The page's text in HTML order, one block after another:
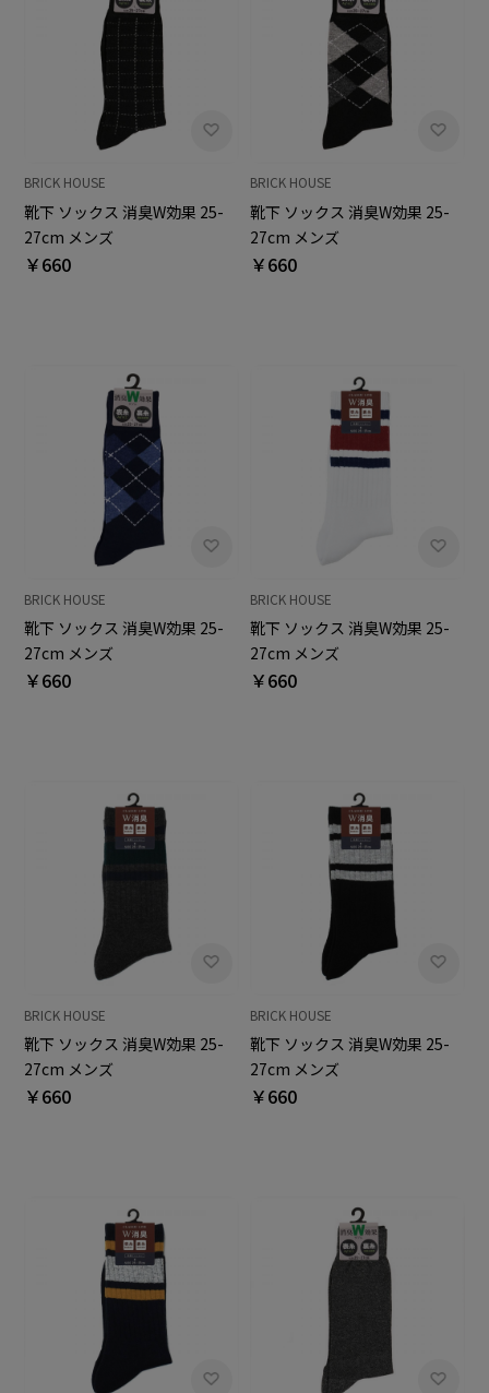
BRICK HOUSE
靴下 ソックス 消臭W効果 25-
27cm メンズ
￥660
BRICK HOUSE
靴下 ソックス 消臭W効果 25-
27cm メンズ
￥660
BRICK HOUSE
靴下 ソックス 消臭W効果 25-
27cm メンズ
￥660
BRICK HOUSE
靴下 ソックス 消臭W効果 25-
27cm メンズ
￥660
BRICK HOUSE
靴下 ソックス 消臭W効果 25-
27cm メンズ
￥660
BRICK HOUSE
靴下 ソックス 消臭W効果 25-
27cm メンズ
￥660